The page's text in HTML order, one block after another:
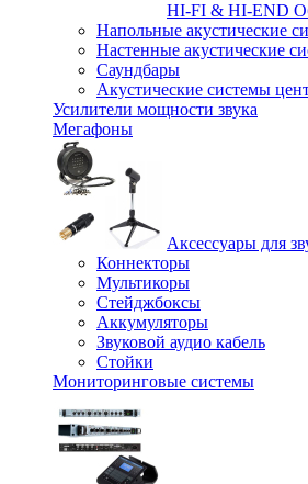
HI-FI & HI-END
Напольные акустические
Настенные акустические
Саундбары
Акустические системы
Усилители мощности звука
Мегафоны
Аксессуары для
Коннекторы
Мультикоры
Стейджбоксы
Аккумуляторы
Звуковой аудио кабель
Стойки
Мониторинговые системы